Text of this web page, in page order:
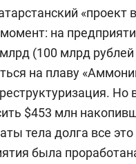
«проект
на
(100 млрд
на плаву
Но
$453 млн
тела долга все
была